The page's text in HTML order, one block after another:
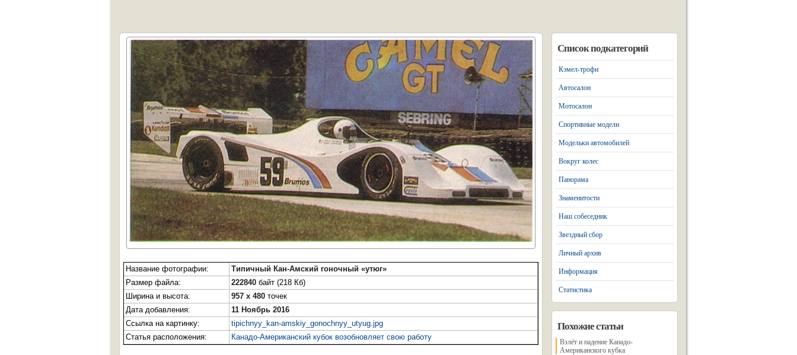
Название фотографии:
Типичный Кан-Амский гоночный «утюг»
Размер файла:
222840 байт (218 Кб)
Ширина и высота:
957 x 480 точек
Дата добавления:
11 Ноябрь 2016
Ссылка на картинку:
tipichnyy_kan-amskiy_gonochnyy_utyug.jpg
Статья расположения:
Канадо-Американский кубок возобновляет свою работу
Список подкатегорий
Кэмел-трофи
Автосалон
Мотосалон
Спортивные модели
Модельки автомобилей
Вокруг колес
Панорама
Знаменитости
Наш собеседник
Звездный сбор
Личный архив
Информация
Статистика
Похожие статьи
Взлёт и падение Канадо-
Американского кубка